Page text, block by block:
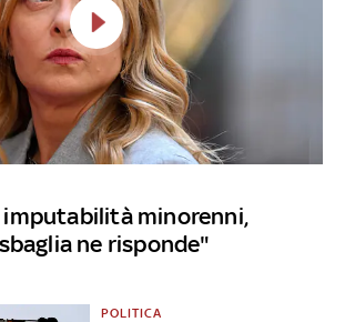
imputabilità minorenni,
ne risponde"
POLITICA